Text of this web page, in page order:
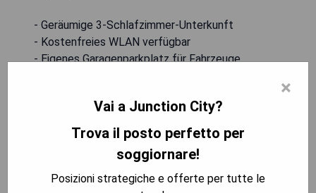
- Geräumige 3-Schlafzimmer-Unterkunft
- Kostenfreies WLAN verfügbar
- Eigenes Garagenparkplatz für Fahrzeuge
MOSTRA I PREZZI
×
Vai a Junction City?
Trova il posto perfetto per
soggiornare!
Posizioni strategiche e offerte per tutte le